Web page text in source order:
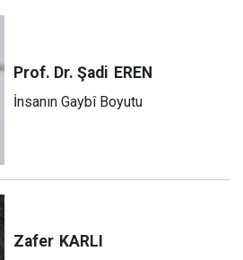
Prof. Dr. Şadi EREN
İnsanın Gaybî Boyutu
Zafer KARLI